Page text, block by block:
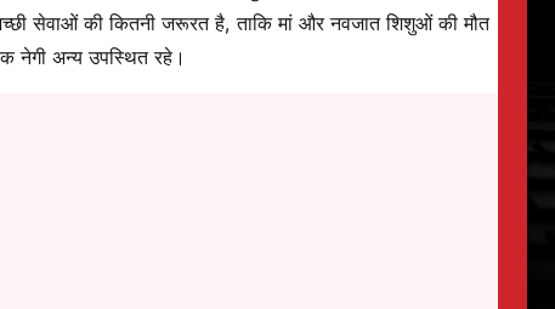
सेवाओं की कितनी जरूरत है, ताकि मां और नवजात शिशुओं की मौत
नेगी अन्य उपस्थित रहे।